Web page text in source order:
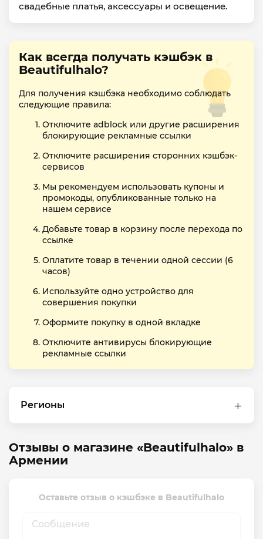
свадебные платья, аксессуары и освещение.
Как всегда получать кэшбэк в
Beautifulhalo?
Для получения кэшбэка необходимо соблюдать
следующие правила:
Отключите adblock или другие расширения
блокирующие рекламные ссылки
Отключите расширения сторонних кэшбэк-
сервисов
Мы рекомендуем использовать купоны и
промокоды, опубликованные только на
нашем сервисе
Добавьте товар в корзину после перехода по
ссылке
Оплатите товар в течении одной сессии (6
часов)
Используйте одно устройство для
совершения покупки
Оформите покупку в одной вкладке
Отключите антивирусы блокирующие
рекламные ссылки
Регионы
Отзывы о магазине «Beautifulhalo» в
Армении
Оставьте отзыв о кэшбэке в Beautifulhalo